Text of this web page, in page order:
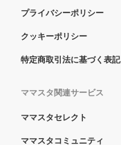
プライバシーポリシー
クッキーポリシー
特定商取引法に基づく表記
ママスタ関連サービス
ママスタセレクト
ママスタコミュニティ